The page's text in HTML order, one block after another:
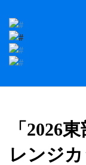
「2026
レンジ